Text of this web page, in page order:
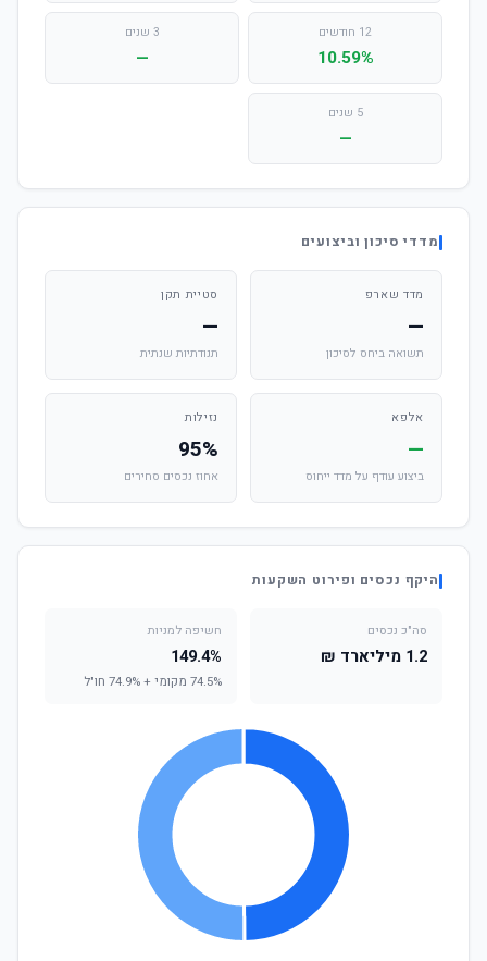
12 חודשים
10.59%
3 שנים
—
5 שנים
—
מדדי סיכון וביצועים
מדד שארפ
—
תשואה ביחס לסיכון
סטיית תקן
—
תנודתיות שנתית
אלפא
—
ביצוע עודף על מדד ייחוס
נזילות
95%
אחוז נכסים סחירים
היקף נכסים ופירוט השקעות
סה"כ נכסים
1.2 מיליארד ₪
חשיפה למניות
149.4%
74.5% מקומי + 74.9% חו"ל